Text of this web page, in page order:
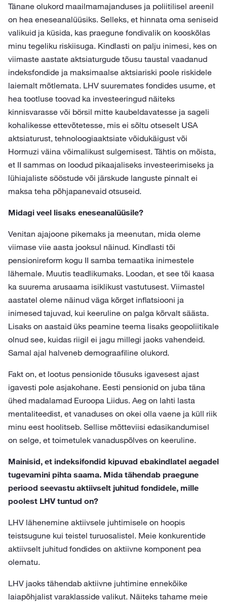
Tänane olukord maailmamajanduses ja poliitilisel areenil
on hea eneseanalüüsiks. Selleks, et hinnata oma seniseid
valikuid ja küsida, kas praegune fondivalik on kooskõlas
minu tegeliku riskiisuga. Kindlasti on palju inimesi, kes on
viimaste aastate aktsiaturgude tõusu taustal vaadanud
indeksfondide ja maksimaalse aktsiariski poole riskidele
laiemalt mõtlemata. LHV suuremates fondides usume, et
hea tootluse toovad ka investeeringud näiteks
kinnisvarasse või börsil mitte kaubeldavatesse ja sageli
kohalikesse ettevõtetesse, mis ei sõltu otseselt USA
aktsiaturust, tehnoloogiaaktsiate võidukäigust või
Hormuzi väina võimalikust sulgemisest. Tähtis on mõista,
et II sammas on loodud pikaajaliseks investeerimiseks ja
lühiajaliste sööstude või järskude languste pinnalt ei
maksa teha põhjapanevaid otsuseid.
Midagi veel lisaks eneseanalüüsile?
Venitan ajajoone pikemaks ja meenutan, mida oleme
viimase viie aasta jooksul näinud. Kindlasti tõi
pensionireform kogu II samba temaatika inimestele
lähemale. Muutis teadlikumaks. Loodan, et see tõi kaasa
ka suurema arusaama isiklikust vastutusest. Viimastel
aastatel oleme näinud väga kõrget inflatsiooni ja
inimesed tajuvad, kui keeruline on palga kõrvalt säästa.
Lisaks on aastaid üks peamine teema lisaks geopoliitikale
olnud see, kuidas riigil ei jagu millegi jaoks vahendeid.
Samal ajal halveneb demograafiline olukord.
Fakt on, et lootus pensionide tõusuks igavesest ajast
igavesti pole asjakohane. Eesti pensionid on juba täna
ühed madalamad Euroopa Liidus. Aeg on lahti lasta
mentaliteedist, et vanaduses on okei olla vaene ja küll riik
minu eest hoolitseb. Sellise mõtteviisi edasikandumisel
on selge, et toimetulek vanaduspõlves on keeruline.
Mainisid, et indeksifondid kipuvad ebakindlatel aegadel
tugevamini pihta saama. Mida tähendab praegune
periood seevastu aktiivselt juhitud fondidele, mille
poolest LHV tuntud on?
LHV lähenemine aktiivsele juhtimisele on hoopis
teistsugune kui teistel turuosalistel. Meie konkurentide
aktiivselt juhitud fondides on aktiivne komponent pea
olematu.
LHV jaoks tähendab aktiivne juhtimine ennekõike
laiapõhjalist varaklasside valikut. Näiteks tahame meie